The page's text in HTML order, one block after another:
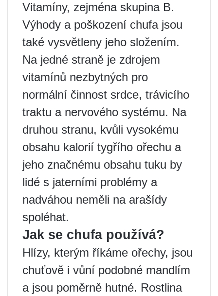
Vitamíny, zejména skupina B.
Výhody a poškození chufa jsou
také vysvětleny jeho složením.
Na jedné straně je zdrojem
vitamínů nezbytných pro
normální činnost srdce, trávicího
traktu a nervového systému. Na
druhou stranu, kvůli vysokému
obsahu kalorií tygřího ořechu a
jeho značnému obsahu tuku by
lidé s jaterními problémy a
nadváhou neměli na arašídy
spoléhat.
Jak se chufa používá?
Hlízy, kterým říkáme ořechy, jsou
chuťově i vůní podobné mandlím
a jsou poměrně hutné. Rostlina